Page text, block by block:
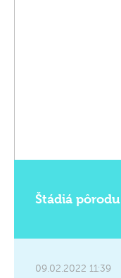
Štádiá pôrodu
09.02.2022 11:39